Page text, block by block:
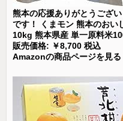
熊本の応援ありがとうござ
です！ くまモン 熊本のお
10kg 熊本県産 単一原料米
販売価格: ￥8,700 税込
Amazonの商品ページを見